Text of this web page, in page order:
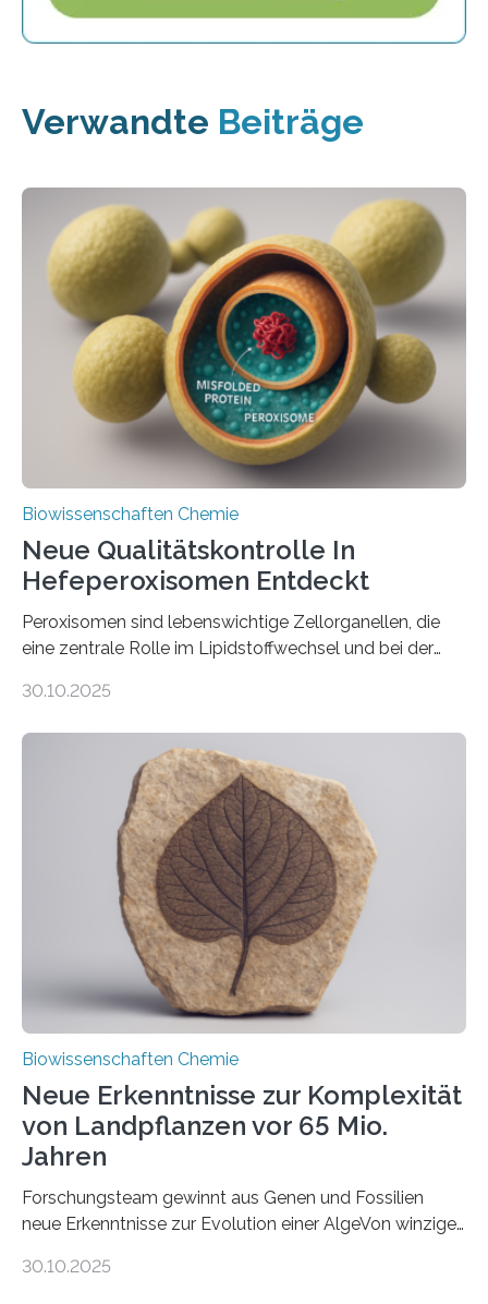
Verwandte Beiträge
Biowissenschaften Chemie
Neue Qualitätskontrolle In
Hefeperoxisomen Entdeckt
Peroxisomen sind lebenswichtige Zellorganellen, die
eine zentrale Rolle im Lipidstoffwechsel und bei der
erfüllen können, müssen zahlreiche Enzyme präzise in
der Ruhr-Universität Bochum um Prof. Dr. Ralf Erdmann
und Dr. Ismaila Francis Yusuf hat nun einen bislang
unbekannten Qualitätskontrollmechanismus des
peroxisomalen Proteintransports in der Bäckerhefe
Saccharomyces cerevisiae entdeckt, der für die
Funktionsfähigkeit der Organellen entscheidend ist. Die
Studie wurde am 28. Oktober 2025 in der
Fachzeitschrift…
30.10.2025
Biowissenschaften Chemie
Neue Erkenntnisse zur Komplexität
von Landpflanzen vor 65 Mio.
Jahren
Forschungsteam gewinnt aus Genen und Fossilien
neue Erkenntnisse zur Evolution einer AlgeVon winzigen
Landpflanzen zählen zu den komplexesten
30.10.2025